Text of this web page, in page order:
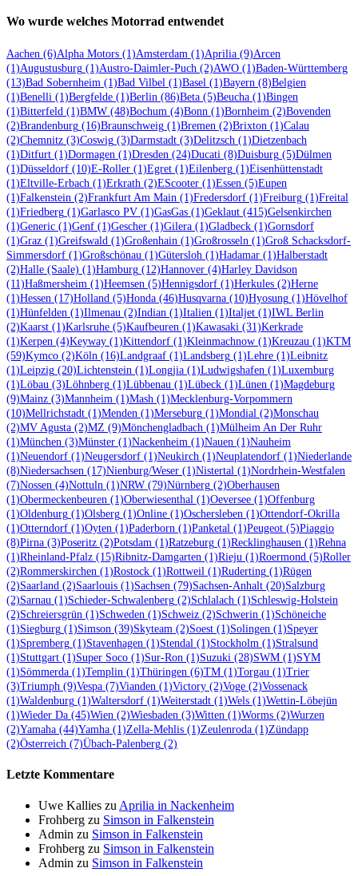
Wo wurde welches Motorrad entwendet
Aachen (6)Alpha Motors (1)Amsterdam (1)Aprilia (9)Arcen
(1)Augustusburg (1)Austro-Daimler-Puch (2)AWO (1)Baden-Württemberg
(13)Bad Sobernheim (1)Bad Vilbel (1)Basel (1)Bayern (8)Belgien
(1)Benelli (1)Bergfelde (1)Berlin (86)Beta (5)Beucha (1)Bingen
(1)Bitterfeld (1)BMW (48)Bochum (4)Bonn (1)Bornheim (2)Bovenden
(2)Brandenburg (16)Braunschweig (1)Bremen (2)Brixton (1)Calau
(2)Chemnitz (3)Coswig (3)Darmstadt (3)Delitzsch (1)Dietzenbach
(1)Ditfurt (1)Dormagen (1)Dresden (24)Ducati (8)Duisburg (5)Dülmen
(1)Düsseldorf (10)E-Roller (1)Egret (1)Eilenberg (1)Eisenhüttenstadt
(1)Eltville-Erbach (1)Erkrath (2)EScooter (1)Essen (5)Eupen
(1)Falkenstein (2)Frankfurt Am Main (1)Fredersdorf (1)Freiburg (1)Freital
(1)Friedberg (1)Garlasco PV (1)GasGas (1)Geklaut (415)Gelsenkirchen
(1)Generic (1)Genf (1)Gescher (1)Gilera (1)Gladbeck (1)Gornsdorf
(1)Graz (1)Greifswald (1)Großenhain (1)Großrosseln (1)Groß Schacksdorf-
Simmersdorf (1)Großschönau (1)Gütersloh (1)Hadamar (1)Halberstadt
(2)Halle (Saale) (1)Hamburg (12)Hannover (4)Harley Davidson
(11)Haßmersheim (1)Heemsen (5)Hennigsdorf (1)Herkules (2)Herne
(1)Hessen (17)Holland (5)Honda (46)Husqvarna (10)Hyosung (1)Hövelhof
(1)Hünfelden (1)Ilmenau (2)Indian (1)Italien (1)Italjet (1)IWL Berlin
(2)Kaarst (1)Karlsruhe (5)Kaufbeuren (1)Kawasaki (31)Kerkrade
(1)Kerpen (4)Keyway (1)Kittendorf (1)Kleinmachnow (1)Kreuzau (1)KTM
(59)Kymco (2)Köln (16)Landgraaf (1)Landsberg (1)Lehre (1)Leibnitz
(1)Leipzig (20)Lichtenstein (1)Longjia (1)Ludwigshafen (1)Luxemburg
(1)Löbau (3)Löhnberg (1)Lübbenau (1)Lübeck (1)Lünen (1)Magdeburg
(9)Mainz (3)Mannheim (1)Mash (1)Mecklenburg-Vorpommern
(10)Mellrichstadt (1)Menden (1)Merseburg (1)Mondial (2)Monschau
(2)MV Agusta (2)MZ (9)Mönchengladbach (1)Mülheim An Der Ruhr
(1)München (3)Münster (1)Nackenheim (1)Nauen (1)Nauheim
(1)Neuendorf (1)Neugersdorf (1)Neukirch (1)Neuplatendorf (1)Niederlande
(8)Niedersachsen (17)Nienburg/Weser (1)Nistertal (1)Nordrhein-Westfalen
(7)Nossen (4)Nottuln (1)NRW (79)Nürnberg (2)Oberhausen
(1)Obermeckenbeuren (1)Oberwiesenthal (1)Oeversee (1)Offenburg
(1)Oldenburg (1)Olsberg (1)Online (1)Oschersleben (1)Ottendorf-Okrilla
(1)Otterndorf (1)Oyten (1)Paderborn (1)Panketal (1)Peugeot (5)Piaggio
(8)Pirna (3)Poseritz (2)Potsdam (1)Ratzeburg (1)Recklinghausen (1)Rehna
(1)Rheinland-Pfalz (15)Ribnitz-Damgarten (1)Rieju (1)Roermond (5)Roller
(2)Rommerskirchen (1)Rostock (1)Rottweil (1)Ruderting (1)Rügen
(2)Saarland (2)Saarlouis (1)Sachsen (79)Sachsen-Anhalt (20)Salzburg
(2)Sarnau (1)Schieder-Schwalenberg (2)Schlalach (1)Schleswig-Holstein
(2)Schreiersgrün (1)Schweden (1)Schweiz (2)Schwerin (1)Schöneiche
(1)Siegburg (1)Simson (39)Skyteam (2)Soest (1)Solingen (1)Speyer
(1)Spremberg (1)Stavenhagen (1)Stendal (1)Stockholm (1)Stralsund
(1)Stuttgart (1)Super Soco (1)Sur-Ron (1)Suzuki (28)SWM (1)SYM
(1)Sömmerda (1)Templin (1)Thüringen (6)TM (1)Torgau (1)Trier
(3)Triumph (9)Vespa (7)Vianden (1)Victory (2)Voge (2)Vossenack
(1)Waldenburg (1)Waltersdorf (1)Weiterstadt (1)Wels (1)Wettin-Löbejün
(1)Wieder Da (45)Wien (2)Wiesbaden (3)Witten (1)Worms (2)Wurzen
(2)Yamaha (44)Yamha (1)Zella-Mehlis (1)Zeulenroda (1)Zündapp
(2)Österreich (7)Übach-Palenberg (2)
Letzte Kommentare
Uwe Kallies zu Aprilia in Nackenheim
Frohberg zu Simson in Falkenstein
Admin zu Simson in Falkenstein
Frohberg zu Simson in Falkenstein
Admin zu Simson in Falkenstein